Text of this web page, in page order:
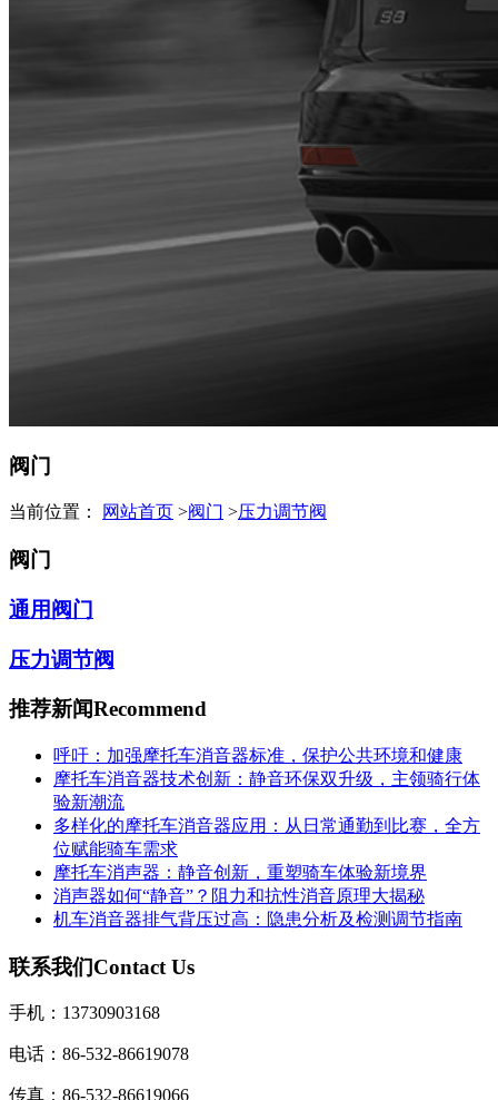
阀门
当前位置： 网站首页 >阀门 >压力调节阀
阀门
通用阀门
压力调节阀
推荐新闻Recommend
呼吁：加强摩托车消音器标准，保护公共环境和健康
摩托车消音器技术创新：静音环保双升级，主领骑行体
验新潮流
多样化的摩托车消音器应用：从日常通勤到比赛，全方
位赋能骑车需求
摩托车消声器：静音创新，重塑骑车体验新境界
消声器如何“静音”？阻力和抗性消音原理大揭秘
机车消音器排气背压过高：隐患分析及检测调节指南
联系我们Contact Us
手机：13730903168
电话：86-532-86619078
传真：86-532-86619066